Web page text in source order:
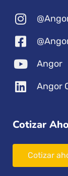
Angor
Angor
Cotizar
Cotizar